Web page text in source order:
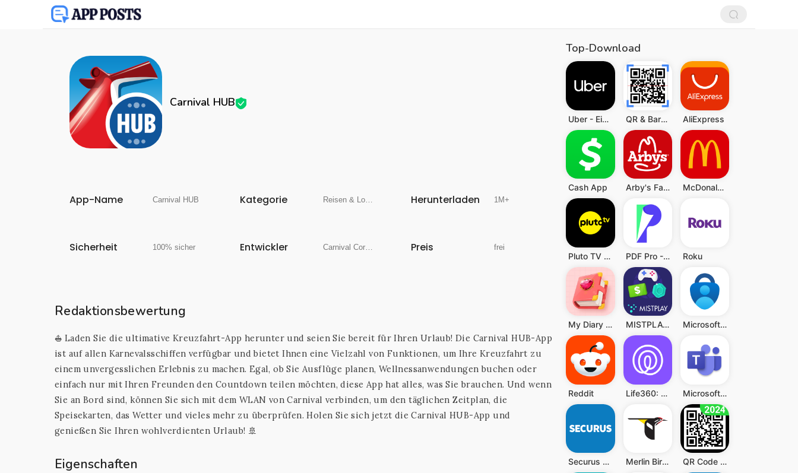
Carnival HUB
App-Name Carnival HUB Kategorie Reisen & Lokales Herunterladen 1M+
Sicherheit 100% sicher Entwickler Carnival Corporation Preis frei
Redaktionsbewertung
⛵️ Laden Sie die ultimative Kreuzfahrt-App herunter und seien Sie bereit für Ihren Urlaub! Die Carnival HUB-App
ist auf allen Karnevalsschiffen verfügbar und bietet Ihnen eine Vielzahl von Funktionen, um Ihre Kreuzfahrt zu
einem unvergesslichen Erlebnis zu machen. Egal, ob Sie Ausflüge planen, Wellnessanwendungen buchen oder
einfach nur mit Ihren Freunden den Countdown teilen möchten, diese App hat alles, was Sie brauchen. Und wenn
Sie an Bord sind, können Sie sich mit dem WLAN von Carnival verbinden, um den täglichen Zeitplan, die
Speisekarten, das Wetter und vieles mehr zu überprüfen. Holen Sie sich jetzt die Carnival HUB-App und
genießen Sie Ihren wohlverdienten Urlaub! 🚢
Eigenschaften
Top-Download
Uber - Eine Fahrt bestellen QR & Barcode Scanner (Deutsch) AliExpress
Cash App Arby's Fast Food Sandwiches McDonald's
Pluto TV - TV, Filme & Serien PDF Pro - Reader & Maker Roku
My Diary - Diary With Lock MISTPLAY: Spiele für Belohnung Microsoft Authenticator
Reddit Life360: Standort teilen Microsoft Teams
Securus Mobile Merlin Bird ID von Cornell Lab QR Code Scanner (Deutsch)